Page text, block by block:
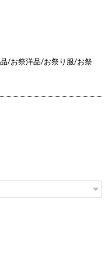
/お祭洋品/お祭り服/お祭